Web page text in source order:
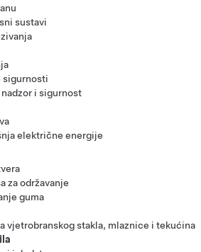
sustavi
sigurnosti
i sigurnost
električne energije
za održavanje
guma
vjetrobranskog stakla, mlaznice i tekućina